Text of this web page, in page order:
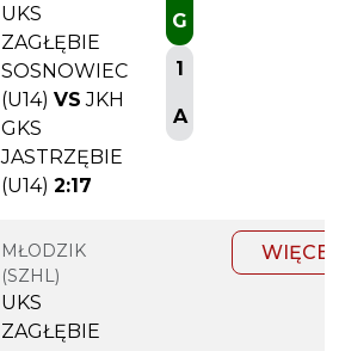
UKS
ZAGŁĘBIE
SOSNOWIEC
(U14) VS JKH
GKS
JASTRZĘBIE
(U14) 2:17
G
1
A
MŁODZIK
(SZHL)
UKS
ZAGŁĘBIE
WIĘCEJ